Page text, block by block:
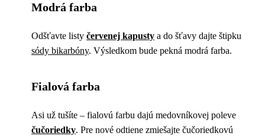
Modrá farba
Odšťavte listy červenej kapusty a do šťavy dajte štipku
sódy bikarbóny. Výsledkom bude pekná modrá farba.
Fialová farba
Asi už tušíte – fialovú farbu dajú medovníkovej poleve
čučoriedky. Pre nové odtiene zmiešajte čučoriedkovú